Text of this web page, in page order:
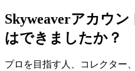
Skyweaverアカウ
はできましたか？
プロを目指す人、コレクター